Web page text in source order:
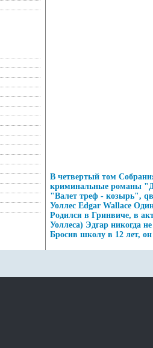
В четвертый том
криминальные романы
"Валет треф - козырь",
Уоллес Edgar Wallace
Родился в Гринвиче, в
Уоллеса) Эдгар никогда
Бросив школу в 12 лет, он